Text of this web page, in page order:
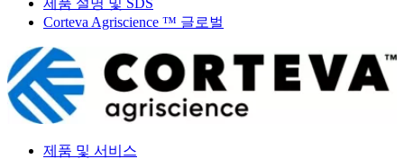
제품 설명 및 SDS
Corteva Agriscience ™ 글로벌
제품 및 서비스